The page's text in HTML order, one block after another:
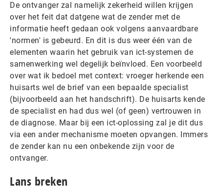
De ontvanger zal namelijk zekerheid willen krijgen
over het feit dat datgene wat de zender met de
informatie heeft gedaan ook volgens aanvaardbare
'normen' is gebeurd. En dit is dus weer één van de
elementen waarin het gebruik van ict-systemen de
samenwerking wel degelijk beïnvloed. Een voorbeeld
over wat ik bedoel met context: vroeger herkende een
huisarts wel de brief van een bepaalde specialist
(bijvoorbeeld aan het handschrift). De huisarts kende
de specialist en had dus wel (of geen) vertrouwen in
de diagnose. Maar bij een ict-oplossing zal je dit dus
via een ander mechanisme moeten opvangen. Immers
de zender kan nu een onbekende zijn voor de
ontvanger.
Lans breken